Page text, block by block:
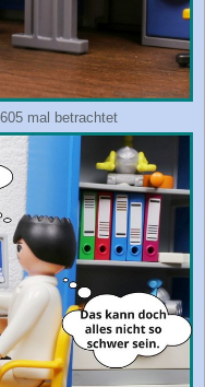
mal betrachtet